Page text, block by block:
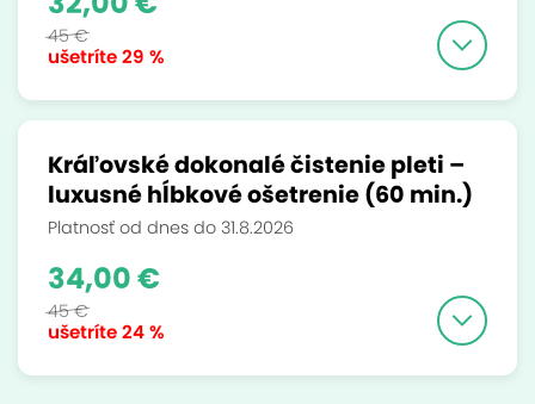
ušetríte29 %
45 €
Kráľovské dokonalé čistenie pleti –
luxusné hĺbkové ošetrenie (60 min.)
Platnosť od dnes do 31.8.2026
ušetríte24 %
34,00 €
45 €